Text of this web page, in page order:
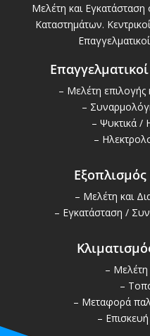
Μελέτη και
Καταστημάτων.
– Μελέτη
–
– Ψυκτικά /
–
– Μελέτη και
– Εγκατάσταση /
–
–
– Μεταφορά
–